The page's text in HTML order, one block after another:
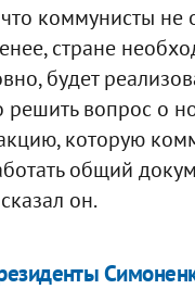
коммунисты не
стране
будет
вопрос о
которую
общий
он.